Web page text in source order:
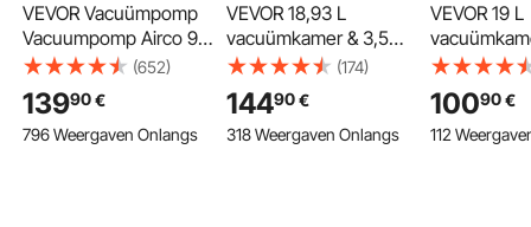
VEVOR Vacuümpomp
Vacuumpomp Airco 9
Cfm 745W(1 Hp)
roterende 2-traps
vacuümpomp
Koelmiddelmeters
(652)
13990€
796 Weergaven Onlangs
VEVOR 18,93 L
vacuümkamer & 3,5
CFM pomp,
roestvrijstalen kamer,
enkeltraps
vacuümpomp
(174)
14490€
318 Weergaven Onlangs
VEVOR 19 L
mer
hoogte 30
Negatieve
10090€
112